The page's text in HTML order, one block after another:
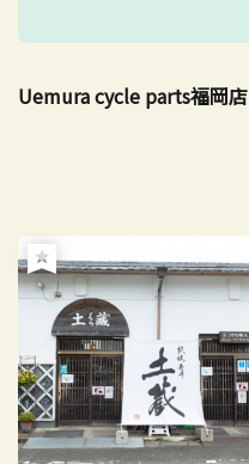
Uemura cycle parts福岡店